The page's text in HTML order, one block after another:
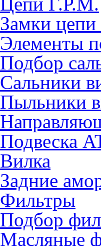
Замки
Элементы
Подбор
Сальники
Пыльники
Подвеска
Вилка
Задние
Фильтры
Подбор
Масляные